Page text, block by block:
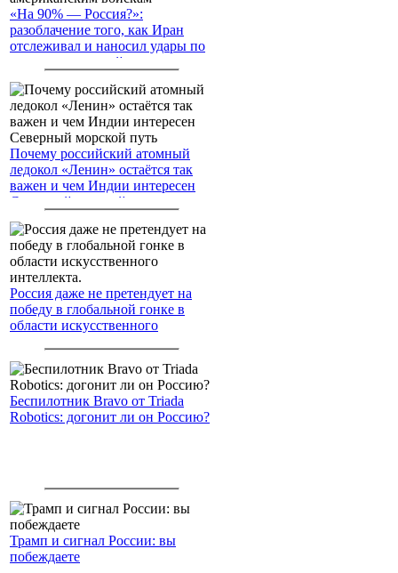
«На 90% — Россия?»:
разоблачение того, как Иран
отслеживал и наносил удары по
американским войскам
Почему российский атомный
ледокол «Ленин» остаётся так
важен и чем Индии интересен
Северный морской путь
Россия даже не претендует на
победу в глобальной гонке в
области искусственного
Беспилотник Bravo от Triada
Robotics: догонит ли он Россию?
Трамп и сигнал России: вы
побеждаете